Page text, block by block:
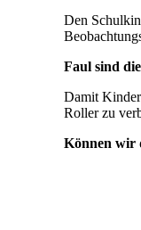
Den
Faul sind
Damit Kinder
Roller zu
Können wir